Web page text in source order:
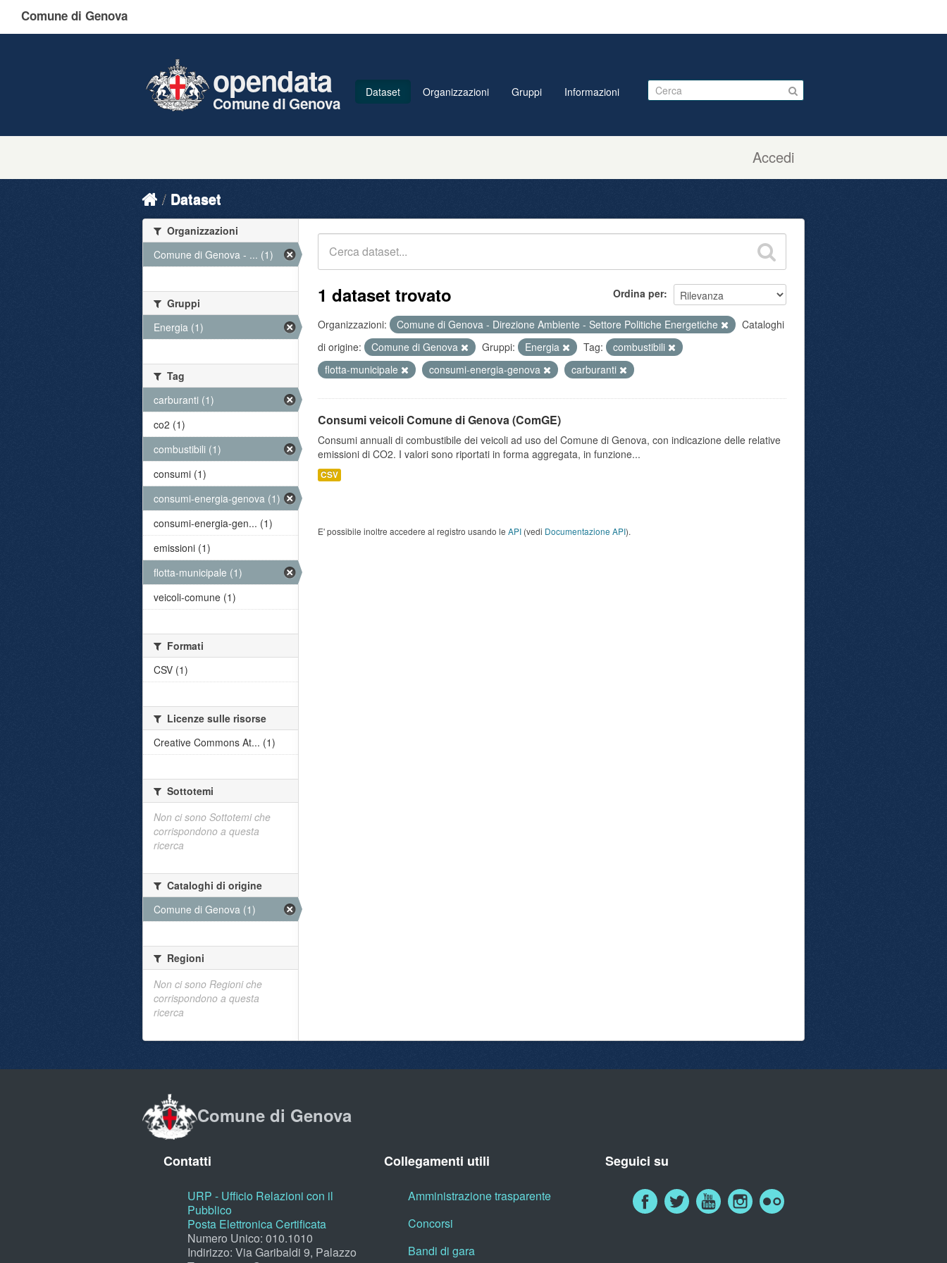
Comune di Genova
Accedi
opendata
Comune di Genova
Dataset Organizzazioni Gruppi Informazioni
Dataset
Ordina per
1 dataset trovato
Organizzazioni: Comune di Genova - Direzione Ambiente - Settore Politiche Energetiche
Cataloghi
di origine:
Comune di Genova Gruppi: Energia Tag:
combustibili
flotta-municipale
consumi-energia-genova carburanti
Consumi veicoli Comune di Genova (ComGE)
Consumi annuali di combustibile dei veicoli ad uso del Comune di Genova, con indicazione delle relative
emissioni di CO2. I valori sono riportati in forma aggregata, in funzione...
CSV
E' possibile inoltre accedere al registro usando le API (vedi Documentazione API).
Organizzazioni
Comune di Genova - ... (1)
Gruppi
Energia (1)
Tag
carburanti (1)
co2 (1)
combustibili (1)
consumi (1)
consumi-energia-genova (1)
consumi-energia-gen... (1)
emissioni (1)
flotta-municipale (1)
veicoli-comune (1)
Formati
CSV (1)
Licenze sulle risorse
Creative Commons At... (1)
Sottotemi
Non ci sono Sottotemi che
corrispondono a questa
ricerca
Cataloghi di origine
Comune di Genova (1)
Regioni
Non ci sono Regioni che
corrispondono a questa
ricerca
Comune di Genova
Contatti
URP - Ufficio Relazioni con il
Pubblico
Posta Elettronica Certificata
Numero Unico: 010.1010
Indirizzo: Via Garibaldi 9, Palazzo
Collegamenti utili
Amministrazione trasparente
Concorsi
Bandi di gara
Seguici su